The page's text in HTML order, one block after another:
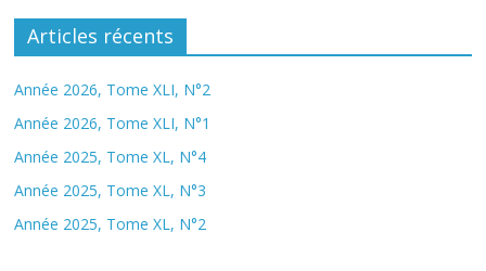
Articles récents
Année 2026, Tome XLI, N°2
Année 2026, Tome XLI, N°1
Année 2025, Tome XL, N°4
Année 2025, Tome XL, N°3
Année 2025, Tome XL, N°2